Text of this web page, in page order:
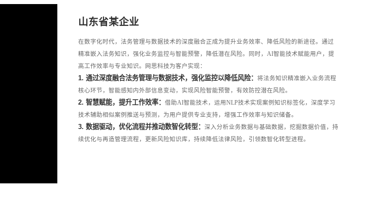
山东省某企业
在数字化时代，法务管理与数据技术的深度融合正成为提升业务效率、降低风险的新途径。通过
精准嵌入法务知识，强化业务监控与智能预警，降低潜在风险。同时，AI智能技术赋能用户，提
高工作效率与专业知识。网思科技为客户实现：
1. 通过深度融合法务管理与数据技术，强化监控以降低风险：
将法务知识精准嵌入业务流程
核心环节，智能感知内外部信息变动，实现风险智能预警，有效防控潜在风险。
2. 智慧赋能，提升工作效率：
借助AI智能技术，运用NLP技术实现案例知识标签化，深度学习
技术辅助相似案例推送与预测，为用户提供专业支持，增强工作效率与知识储备。
3. 数据驱动，优化流程并推动数智化转型：
深入分析业务数据与基础数据，挖掘数据价值，持
续优化与再造管理流程，更新风险知识库，持续降低法律风险，引领数智化转型进程。